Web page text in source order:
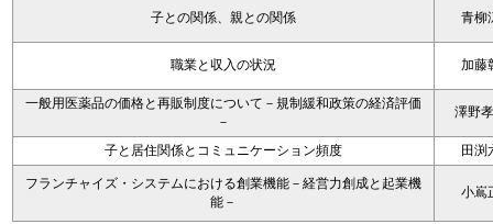
子との関係、親との関係 青柳
職業と収入の状況 加藤
一般用医薬品の価格と再販制度について－規制緩和政策の経済評価
－
澤野
子と居住関係とコミュニケーション頻度 田渕
フランチャイズ・システムにおける創業機能－経営力創成と起業機
能－
小嶌